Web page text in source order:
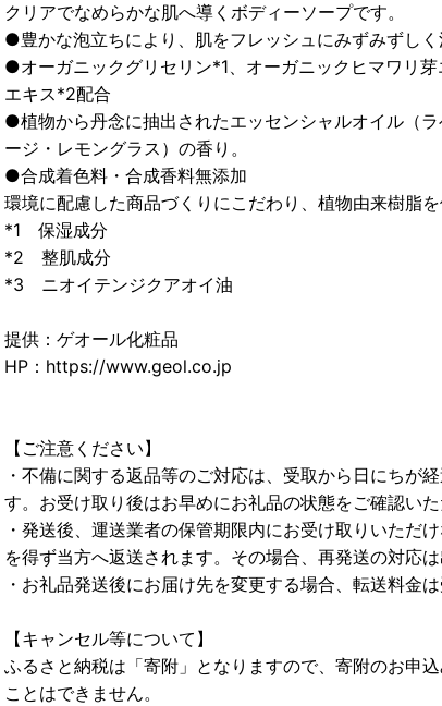
クリアでなめらかな肌へ導くボディーソープです。
●豊かな泡立ちにより、肌をフレッシュにみずみずしく
●オーガニックグリセリン*1、オーガニックヒマワリ
エキス*2配合
●植物から丹念に抽出されたエッセンシャルオイル（
ージ・レモングラス）の香り。
●合成着色料・合成香料無添加
環境に配慮した商品づくりにこだわり、植物由来樹脂
*1 保湿成分
*2 整肌成分
*3 ニオイテンジクアオイ油
提供：ゲオール化粧品
HP：https://www.geol.co.jp
【ご注意ください】
・不備に関する返品等のご対応は、受取から日にちが
す。お受け取り後はお早めにお礼品の状態をご確認い
・発送後、運送業者の保管期限内にお受け取りいただ
を得ず当方へ返送されます。その場合、再発送の対応は
・お礼品発送後にお届け先を変更する場合、転送料金
【キャンセル等について】
ふるさと納税は「寄附」となりますので、寄附のお申
ことはできません。